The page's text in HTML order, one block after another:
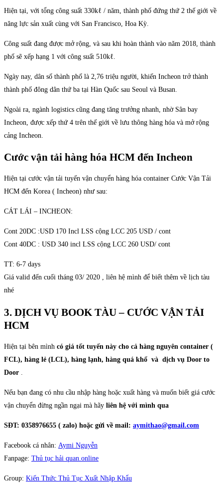
Hiện tại, với tổng công suất 330kℓ / năm, thành phố đứng thứ 2 thế giới về
năng lực sản xuất cùng với San Francisco, Hoa Kỳ.
Công suất đang được mở rộng, và sau khi hoàn thành vào năm 2018, thành
phố sẽ xếp hạng 1 với công suất 510kℓ.
Ngày nay, dân số thành phố là 2,76 triệu người, khiến Incheon trở thành
thành phố đông dân thứ ba tại Hàn Quốc sau Seoul và Busan.
Ngoài ra, ngành logistics cũng đang tăng trưởng nhanh, nhờ Sân bay
Incheon, được xếp thứ 4 trên thế giới về lưu thông hàng hóa và mở rộng
cảng Incheon.
Cước vận tải hàng hóa HCM đến Incheon
Hiện tại cước vận tải tuyến vận chuyển hàng hóa container Cước Vận Tải
HCM đến Korea ( Incheon) như sau:
CÁT LÁI – INCHEON:
Cont 20DC :USD 170 Incl LSS cộng LCC 205 USD / cont
Cont 40DC : USD 340 incl LSS cộng LCC 260 USD/ cont
TT: 6-7 days
Giá valid đến cuối tháng 03/ 2020 , liên hệ mình để biết thêm về lịch tàu
nhé
3. DỊCH VỤ BOOK TÀU – CƯỚC VẬN TẢI
HCM
Hiện tại bên mình có giá tốt tuyến này cho cả hàng nguyên container (
FCL), hàng lẻ (LCL), hàng lạnh, hàng quá khổ và dịch vụ Door to
Door .
Nếu bạn đang có nhu cầu nhập hàng hoặc xuất hàng và muốn biết giá cước
vận chuyển đừng ngần ngại mà hãy liên hệ với mình qua
SĐT: 0358976655 ( zalo) hoặc gửi về mail: aymithao@gmail.com
Facebook cá nhân: Aymi Nguyễn
Fanpage: Thủ tục hải quan.online
Group: Kiến Thức Thủ Tục Xuất Nhập Khẩu